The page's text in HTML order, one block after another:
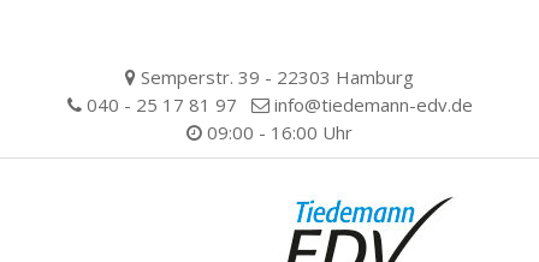
Semperstr. 39 - 22303 Hamburg
040 - 25 17 81 97
info@tiedemann-edv.de
09:00 - 16:00 Uhr